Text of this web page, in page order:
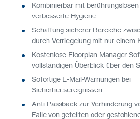
Kombinierbar mit
verbesserte Hygiene
Schaffung sicherer Bereiche
durch Verriegelung mit nur einem
Kostenlose Floorplan Manager
vollständigen Überblick über den
Sofortige E-Mail-Warnungen bei
Sicherheitsereignissen
Anti-Passback zur Verhinderung
Falle von geteilten oder